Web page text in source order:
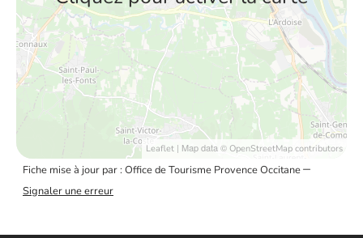
Leaflet | Map data © OpenStreetMap contributors
Fiche mise à jour par : Office de Tourisme Provence Occitane–
Signaler une erreur